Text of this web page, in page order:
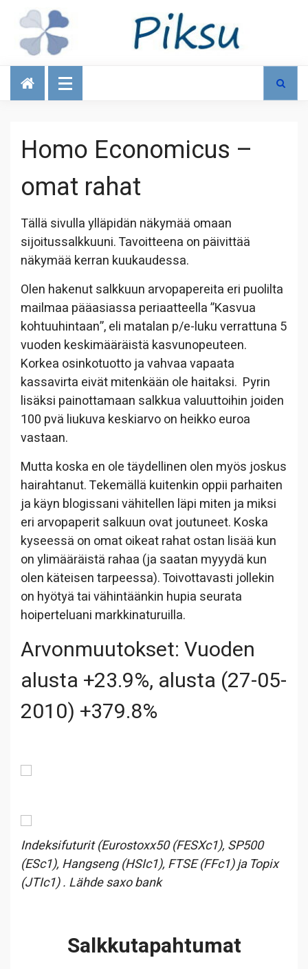
Talous
Homo Economicus –
omat rahat
Tällä sivulla ylläpidän näkymää omaan
sijoitussalkkuuni. Tavoitteena on päivittää
näkymää kerran kuukaudessa.
Olen hakenut salkkuun arvopapereita eri puolilta
mailmaa pääasiassa periaatteella ”Kasvua
kohtuuhintaan”, eli matalan p/e-luku verrattuna 5
vuoden keskimääräistä kasvunopeuteen.
Korkea osinkotuotto ja vahvaa vapaata
kassavirta eivät mitenkään ole haitaksi. Pyrin
lisäksi painottamaan salkkua valuuttoihin joiden
100 pvä liukuva keskiarvo on heikko euroa
vastaan.
Mutta koska en ole täydellinen olen myös joskus
hairahtanut. Tekemällä kuitenkin oppii parhaiten
ja käyn blogissani vähitellen läpi miten ja miksi
eri arvopaperit salkuun ovat joutuneet. Koska
kyseessä on omat oikeat rahat ostan lisää kun
on ylimääräistä rahaa (ja saatan myyydä kun
olen käteisen tarpeessa). Toivottavasti jollekin
on hyötyä tai vähintäänkin hupia seurata
hoiperteluani markkinaturuilla.
Arvonmuutokset: Vuoden
alusta +23.9%, alusta (27-05-
2010) +379.8%
Indeksifuturit (Eurostoxx50 (FESXc1), SP500
(ESc1), Hangseng (HSIc1), FTSE (FFc1) ja Topix
(JTIc1) . Lähde saxo bank
Salkkutapahtumat